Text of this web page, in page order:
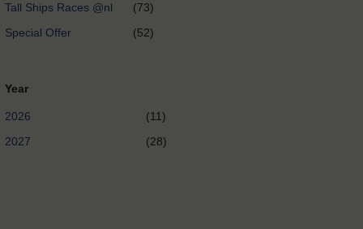
Tall Ships Races @nl
(73)
Special Offer
(52)
Year
2026
(11)
2027
(28)